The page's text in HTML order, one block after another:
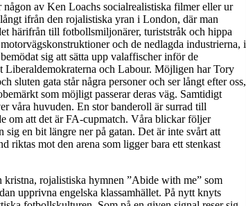
av Ken Loachs socialrealistiska filmer eller ur
ifrån den rojalistiska yran i London, där man
härifrån till fotbollsmiljonärer, turiststråk och hippa
och de nedlagda industrierna, i
sig att sätta upp valaffischer inför de
Liberaldemokraterna och Labour. Möjligen har Tory
sluten gata står några personer och ser långt efter oss,
som möjligt passerar deras väg. Samtidigt
våra huvuden. En stor banderoll är surrad till
om att det är FA-cupmatch. Våra blickar följer
en bit längre ner på gatan. Det är inte svårt att
riktas mot den arena som ligger bara ett stenkast
rojalistiska hymnen ”Abide with me” som
upprivna engelska klassamhället. På nytt knyts